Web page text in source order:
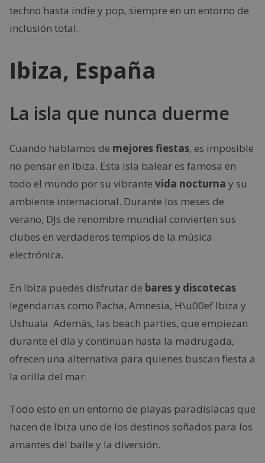
techno hasta indie y pop, siempre en un entorno de
inclusión total.
Ibiza, España
La isla que nunca duerme
Cuando hablamos de mejores fiestas, es imposible
no pensar en Ibiza. Esta isla balear es famosa en
todo el mundo por su vibrante vida nocturna y su
ambiente internacional. Durante los meses de
verano, DJs de renombre mundial convierten sus
clubes en verdaderos templos de la música
electrónica.
En Ibiza puedes disfrutar de bares y discotecas
legendarias como Pacha, Amnesia, H\u00ef Ibiza y
Ushuaïa. Además, las beach parties, que empiezan
durante el día y continúan hasta la madrugada,
ofrecen una alternativa para quienes buscan fiesta a
la orilla del mar.
Todo esto en un entorno de playas paradisíacas que
hacen de Ibiza uno de los destinos soñados para los
amantes del baile y la diversión.